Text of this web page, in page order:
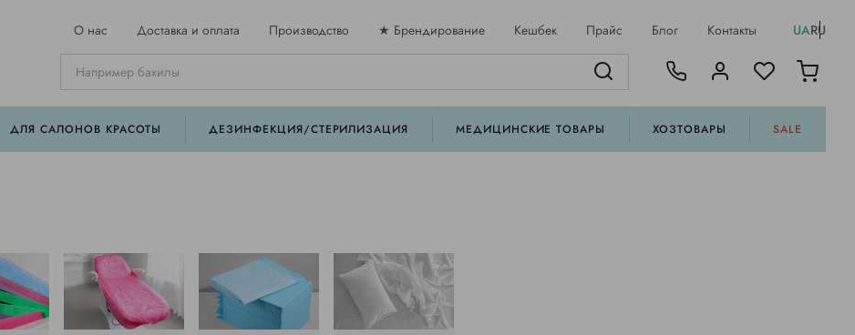
О нас Доставка и оплата Производство ★ Брендирование Кешбек Прайс Блог Контакты UARU
ДЛЯ САЛОНОВ КРАСОТЫ ДЕЗИНФЕКЦИЯ/СТЕРИЛИЗАЦИЯ МЕДИЦИНСКИЕ ТОВАРЫ ХОЗТОВАРЫ SALE